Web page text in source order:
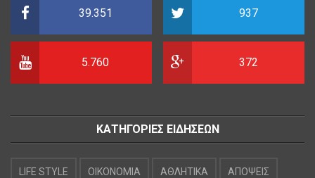
39.351 937
5.760 372
ΚΑΤΗΓΟΡΙΕΣ ΕΙΔΗΣΕΩΝ
LIFE STYLE OIKONOMIA ΑΘΛΗΤΙΚΑ ΑΠΟΨΕΙΣ